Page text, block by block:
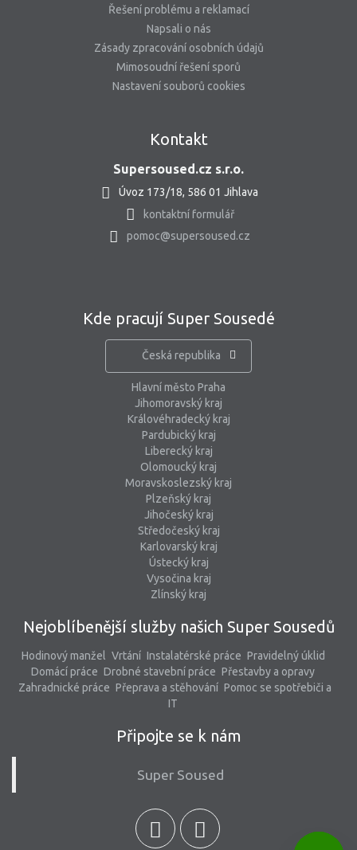
Řešení problému a reklamací
Napsali o nás
Zásady zpracování osobních údajů
Mimosoudní řešení sporů
Nastavení souborů cookies
Kontakt
Supersoused.cz s.r.o.
Úvoz 173/18, 586 01 Jihlava
kontaktní formulář
pomoc@supersoused.cz
Kde pracují Super Sousedé
Česká republika
Hlavní město Praha
Jihomoravský kraj
Královéhradecký kraj
Pardubický kraj
Liberecký kraj
Olomoucký kraj
Moravskoslezský kraj
Plzeňský kraj
Jihočeský kraj
Středočeský kraj
Karlovarský kraj
Ústecký kraj
Vysočina kraj
Zlínský kraj
Nejoblíbenější služby našich Super Sousedů
Hodinový manžel Vrtání Instalatérské práce Pravidelný úklid
Domácí práce Drobné stavební práce Přestavby a opravy
Zahradnické práce Přeprava a stěhování Pomoc se spotřebiči a
IT
Připojte se k nám
Super Soused